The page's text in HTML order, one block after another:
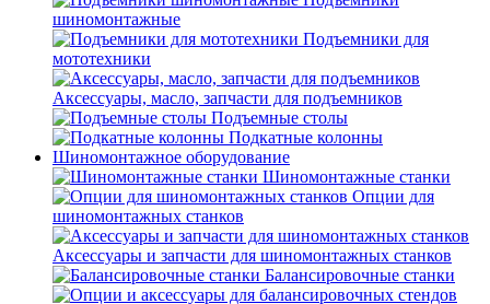
шиномонтажные
Подъемники для
мототехники
Аксессуары, масло, запчасти для подъемников
Подъемные столы
Подкатные колонны
Шиномонтажное оборудование
Шиномонтажные станки
Опции для
шиномонтажных станков
Аксессуары и запчасти для шиномонтажных станков
Балансировочные станки